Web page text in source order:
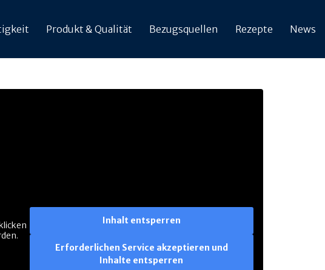
Produkt & Qualität Bezugsquellen Rezepte News
Inhalt entsperren
Erforderlichen Service akzeptieren und
Inhalte entsperren